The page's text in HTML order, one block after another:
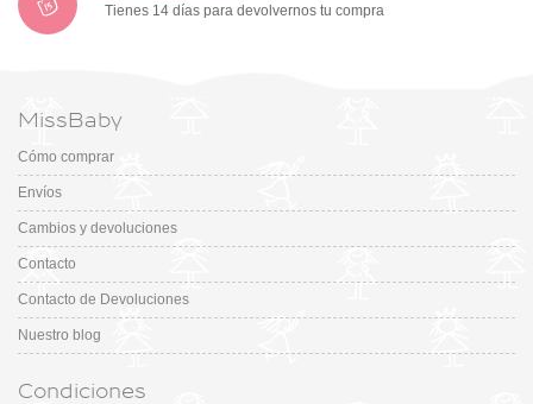
Tienes 14 días para devolvernos tu compra
MissBaby
Cómo comprar
Envíos
Cambios y devoluciones
Contacto
Contacto de Devoluciones
Nuestro blog
Condiciones